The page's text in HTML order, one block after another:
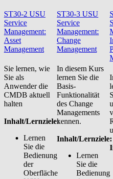
ST30-2 USU
Service
Management:
Asset
Management
Sie lernen, wie
Sie als
Anwender die
CMDB aktuell
halten
Inhalt/Lernziele:
Lernen
Sie die
Bedienung
der
Oberfläche
ST30-3 USU
Service
Management:
Change
Management
In diesem Kurs
lernen Sie die
Basis-
Funktionalität
des Change
Managements
kennen.
Inhalt/Lernziele:
Lernen
Sie die
Bedienung